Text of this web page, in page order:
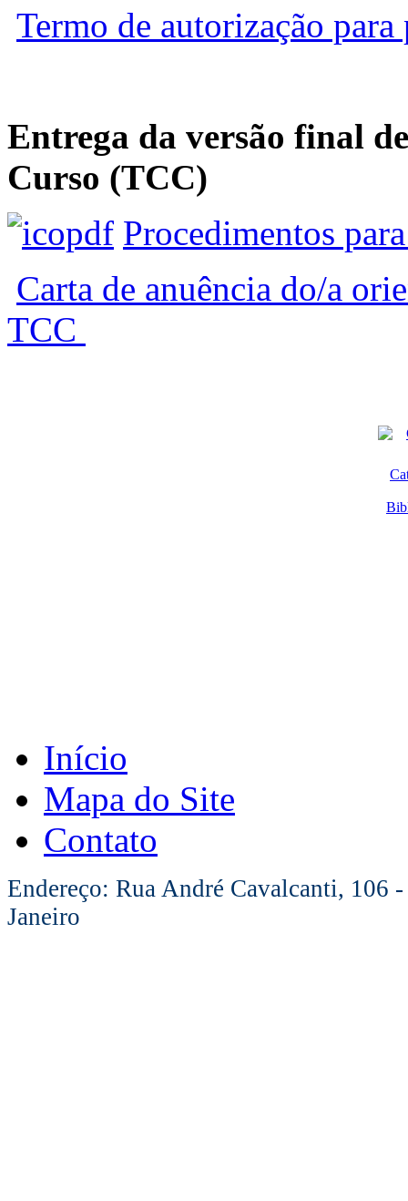
Termo de autorização
Entrega da versão final
Curso (TCC)
Procedimentos
Carta de anuência do/a
TCC
Início
Mapa do Site
Contato
Endereço: Rua André Cavalcanti, 106
Janeiro